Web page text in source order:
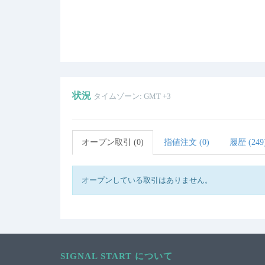
状況 タイムゾーン: GMT +3
オープン取引 (0) 指値注文 (0) 履歴
オープンしている取引はありません。
SIGNAL START について